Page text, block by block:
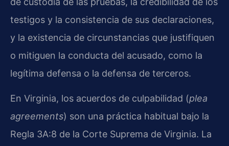
testigos y la consistencia de sus declaraciones,
y la existencia de circunstancias que justifiquen
o mitiguen la conducta del acusado, como la
legítima defensa o la defensa de terceros.
En Virginia, los acuerdos de culpabilidad (plea
agreements) son una práctica habitual bajo la
Regla 3A:8 de la Corte Suprema de Virginia. La